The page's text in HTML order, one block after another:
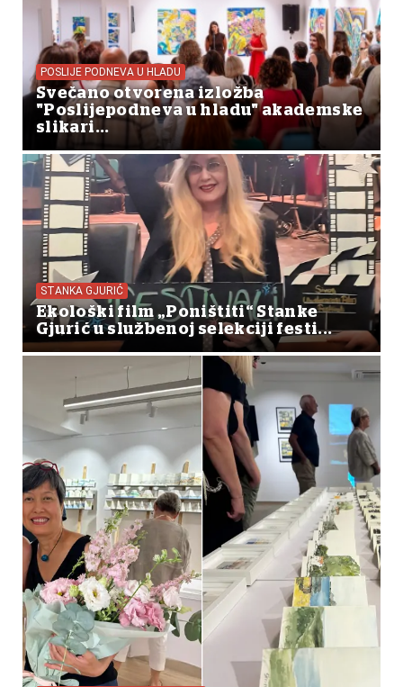
POSLIJE PODNEVA U HLADU
Svečano otvorena izložba
"Poslijepodneva u hladu" akademske
slikari...
STANKA GJURIĆ
Ekološki film „Poništiti“ Stanke
Gjurić u službenoj selekciji festi...